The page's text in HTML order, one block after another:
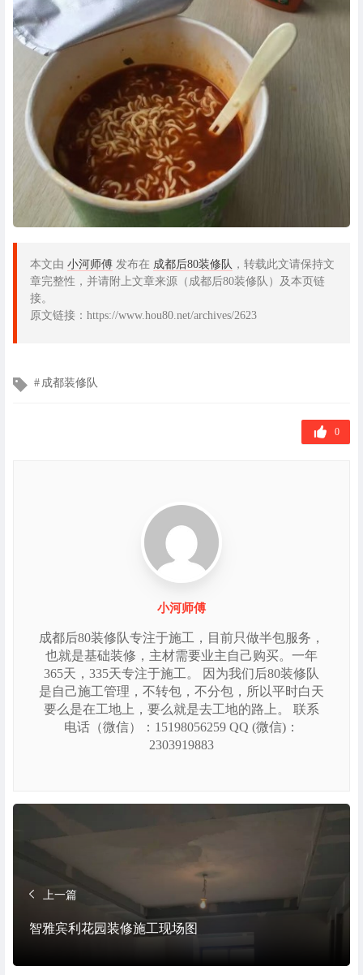
本文由 小河师傅 发布在 成都后80装修队 ，转载此文请保持文
章完整性，并请附上文章来源（成都后80装修队）及本页链
接。
原文链接：https://www.hou80.net/archives/2623
文 成都装修队
0
小河师傅
成都后80装修队专注于施工，目前只做半包服务，
也就是基础装修，主材需要业主自己购买。一年
365天，335天专注于施工。 因为我们后80装修队
是自己施工管理，不转包，不分包，所以平时白天
要么是在工地上，要么就是去工地的路上。 联系
电话（微信）：15198056259 QQ (微信)：
2303919883
上一篇
智雅宾利花园装修施工现场图